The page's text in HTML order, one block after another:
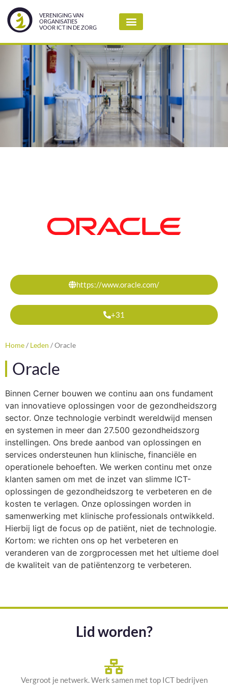
VERENIGING VAN
ORGANISATIES
VOOR ICT IN DE ZORG
https://www.oracle.com/
+31
Home/ Leden /Oracle
Oracle
Binnen Cerner bouwen we continu aan ons fundament
van innovatieve oplossingen voor de gezondheidszorg
sector. Onze technologie verbindt wereldwijd mensen
en systemen in meer dan 27.500 gezondheidszorg
instellingen. Ons brede aanbod van oplossingen en
services ondersteunen hun klinische, financiële en
operationele behoeften. We werken continu met onze
klanten samen om met de inzet van slimme ICT-
oplossingen de gezondheidszorg te verbeteren en de
kosten te verlagen. Onze oplossingen worden in
samenwerking met klinische professionals ontwikkeld.
Hierbij ligt de focus op de patiënt, niet de technologie.
Kortom: we richten ons op het verbeteren en
veranderen van de zorgprocessen met het ultieme doel
de kwaliteit van de patiëntenzorg te verbeteren.
Lid worden?
Vergroot je netwerk. Werk samen met top ICT bedrijven